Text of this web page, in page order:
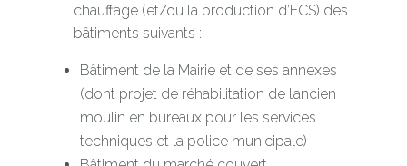
chauffage (et/ou la production d’ECS) des
bâtiments suivants :
Bâtiment de la Mairie et de ses annexes
(dont projet de réhabilitation de l’ancien
moulin en bureaux pour les services
techniques et la police municipale)